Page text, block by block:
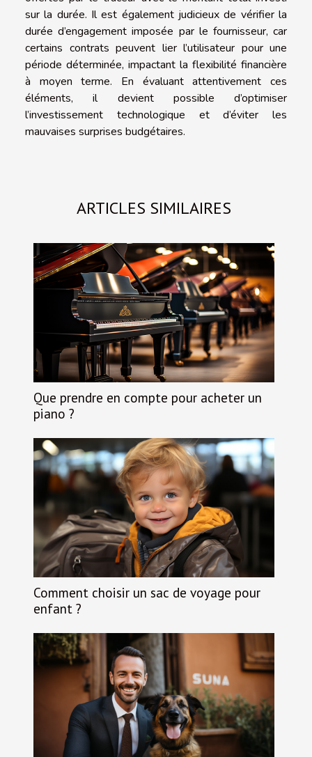
sur la durée. Il est également judicieux de vérifier la
durée d’engagement imposée par le fournisseur, car
certains contrats peuvent lier l’utilisateur pour une
période déterminée, impactant la flexibilité financière
à moyen terme. En évaluant attentivement ces
éléments, il devient possible d’optimiser
l’investissement technologique et d’éviter les
mauvaises surprises budgétaires.
ARTICLES SIMILAIRES
Que prendre en compte pour acheter un
piano ?
Comment choisir un sac de voyage pour
enfant ?